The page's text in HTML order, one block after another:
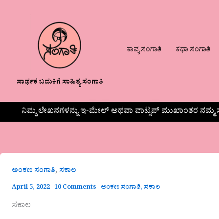
ಸಾರ್ಥಕ ಬದುಕಿಗೆ ಸಾಹಿತ್ಯ ಸಂಗಾತಿ
ಕಾವ್ಯ ಸಂಗಾತಿ ಕಥಾ ಸಂಗಾತಿ
ನಿಮ್ಮ ಲೇಖನಗಳನ್ನು ಇ-ಮೇಲ್ ಅಥವಾ ವಾಟ್ಸಪ್ ಮುಖಾಂತರ
ಅಂಕಣ ಸಂಗಾತಿ, ಸಕಾಲ
April 5, 2022 10 Comments ಅಂಕಣ ಸಂಗಾತಿ,ಸಕಾಲ
ಸಕಾಲ